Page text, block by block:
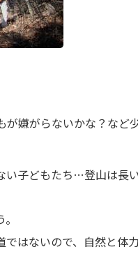
嫌がらないかな？など
い子どもたち…登山は長
はないので、自然と体